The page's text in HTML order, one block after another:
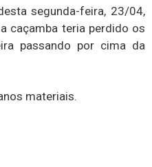
segunda-feira, 23/04,
caçamba teria perdido os
passando por cima da
materiais.